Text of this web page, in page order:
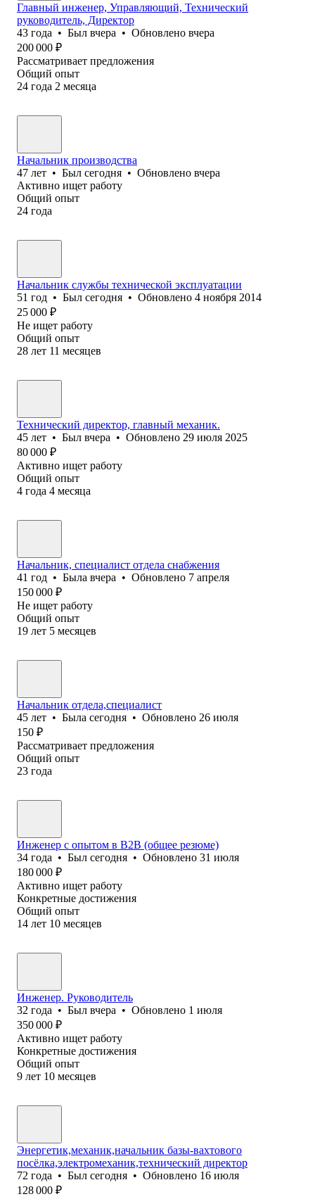
Главный инженер, Управляющий, Технический
руководитель, Директор
43 года • Был вчера • Обновлено вчера
200 000 ₽
Рассматривает предложения
Общий опыт
24 года 2 месяца
Начальник производства
47 лет • Был сегодня • Обновлено вчера
Активно ищет работу
Общий опыт
24 года
Начальник службы технической эксплуатации
51 год • Был сегодня • Обновлено 4 ноября 2014
25 000 ₽
Не ищет работу
Общий опыт
28 лет 11 месяцев
Технический директор, главный механик.
45 лет • Был вчера • Обновлено 29 июля 2025
80 000 ₽
Активно ищет работу
Общий опыт
4 года 4 месяца
Начальник, специалист отдела снабжения
41 год • Была вчера • Обновлено 7 апреля
150 000 ₽
Не ищет работу
Общий опыт
19 лет 5 месяцев
Начальник отдела,специалист
45 лет • Была сегодня • Обновлено 26 июля
150 ₽
Рассматривает предложения
Общий опыт
23 года
Инженер с опытом в B2B (общее резюме)
34 года • Был сегодня • Обновлено 31 июля
180 000 ₽
Активно ищет работу
Конкретные достижения
Общий опыт
14 лет 10 месяцев
Инженер. Руководитель
32 года • Был вчера • Обновлено 1 июля
350 000 ₽
Активно ищет работу
Конкретные достижения
Общий опыт
9 лет 10 месяцев
Энергетик,механик,начальник базы-вахтового
посёлка,электромеханик,технический директор
72 года • Был сегодня • Обновлено 16 июля
128 000 ₽